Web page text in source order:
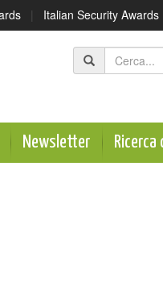
| Italian Security Awards
Newsletter